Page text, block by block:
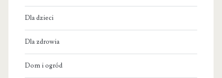
Dla dzieci
Dla zdrowia
Dom i ogród